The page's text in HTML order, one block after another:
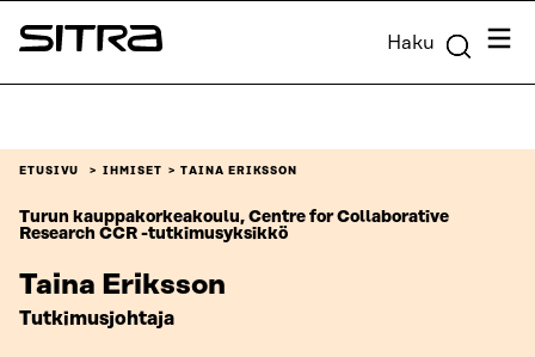
Siirry
suoraan
Sitra Haku
ETUSIVU IHMISET TAINA ERIKSSON
Turun kauppakorkeakoulu, Centre for Collaborative
Research CCR -tutkimusyksikkö
Taina Eriksson
Tutkimusjohtaja